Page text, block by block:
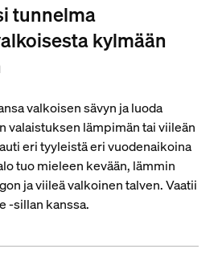
tunnelma
kylmään
valkoisen sävyn ja luoda
valaistuksen lämpimän tai viileän
eri tyyleistä eri vuodenaikoina
tuo mieleen kevään, lämmin
ja viileä valkoinen talven. Vaatii
-sillan kanssa.